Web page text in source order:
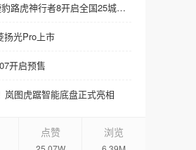
8月10日预售！奇瑞捷豹路虎神行者8开启全国25城巡展
扬光Pro上市
开启预售
岚图虎踞智能底盘正式亮相
点赞 浏览